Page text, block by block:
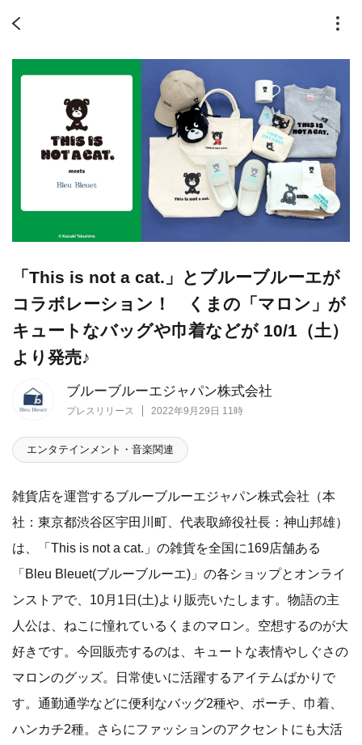
ブルーブルーエジャパン株式会社
プレスリリース 2022年9月29日 11時
「This is not a cat.」とブルーブルーエが
コラボレーション！ くまの「マロン」が
キュートなバッグや巾着などが 10/1（土）
より発売♪
エンタテインメント・音楽関連
雑貨店を運営するブルーブルーエジャパン株式会社（本
社：東京都渋谷区宇田川町、代表取締役社長：神山邦雄）
は、「This is not a cat.」の雑貨を全国に169店舗ある
「Bleu Bleuet(ブルーブルーエ)」の各ショップとオンライ
ンストアで、10月1日(土)より販売いたします。物語の主
人公は、ねこに憧れているくまのマロン。空想するのが大
好きです。今回販売するのは、キュートな表情やしぐさの
マロンのグッズ。日常使いに活躍するアイテムばかりで
す。通勤通学などに便利なバッグ2種や、ポーチ、巾着、
ハンカチ2種。さらにファッションのアクセントにも大活